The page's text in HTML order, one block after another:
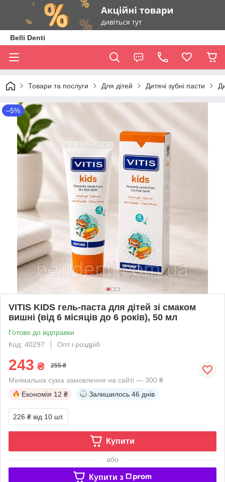
Belli Denti
Товари та послуги Для дітей Дитячі зубні пасти
–5%
VITIS KIDS гель-паста для дітей зі смаком
вишні (від 6 місяців до 6 років), 50 мл
Готово до відправки
Код: 40297
Опт і роздріб
243 ₴ 255 ₴
Мінімальна сума замовлення на сайті — 300 ₴
Економія 12 ₴ Залишилось 46 днів
226 ₴ від 10 шт.
Купити
або
Купити з